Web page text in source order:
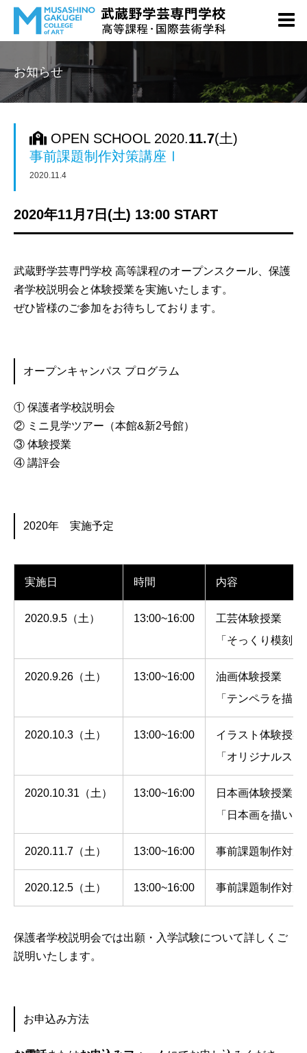
お知らせ
OPEN SCHOOL 2020.11.7(土)
事前課題制作対策講座Ⅰ
2020.11.4
2020年11月7日(土) 13:00 START
武蔵野学芸専門学校 高等課程のオープンスクール、保護
者学校説明会と体験授業を実施いたします。
ぜひ皆様のご参加をお待ちしております。
オープンキャンパス プログラム
① 保護者学校説明会
② ミニ見学ツアー（本館&新2号館）
③ 体験授業
④ 講評会
2020年 実施予定
実施日 時間 内容
2020.9.5（土） 13:00~16:00
工芸体験授業
「そっくり模刻
2020.9.26（土） 13:00~16:00
油画体験授業
「テンペラを描
2020.10.3（土） 13:00~16:00
イラスト体験授業
「オリジナルス
2020.10.31（土） 13:00~16:00
日本画体験授業
「日本画を描い
2020.11.7（土） 13:00~16:00 事前課題制作対
2020.12.5（土） 13:00~16:00 事前課題制作対
保護者学校説明会では出願・入学試験について詳しくご
説明いたします。
お申込み方法